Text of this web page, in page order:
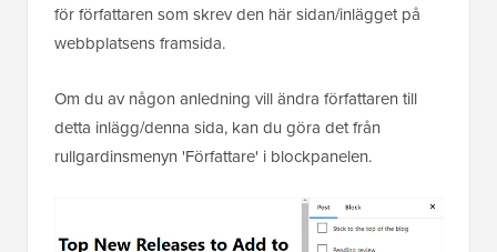
för författaren som skrev den här sidan/inlägget på
webbplatsens framsida.
Om du av någon anledning vill ändra författaren till
detta inlägg/denna sida, kan du göra det från
rullgardinsmenyn 'Författare' i blockpanelen.